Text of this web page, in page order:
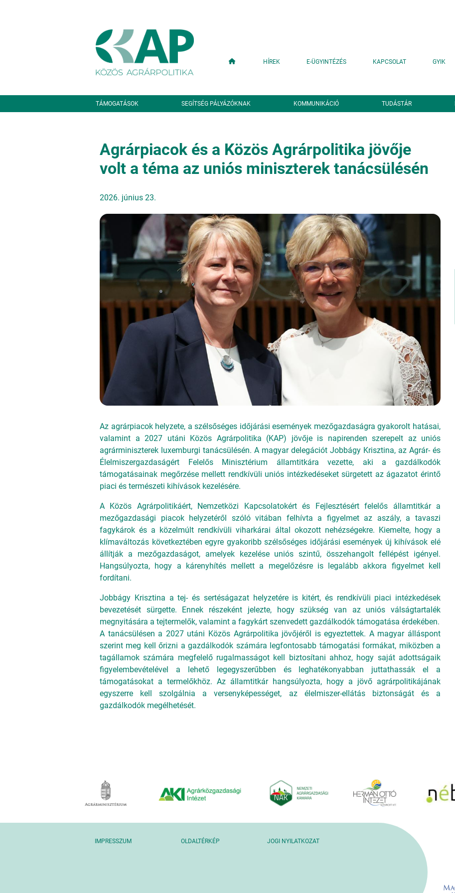
Fő navigáció
HÍREK E-ÜGYINTÉZÉS KAPCSOLAT GYIK
Másodlagos navigáció
TÁMOGATÁSOK SEGÍTSÉG PÁLYÁZÓKNAK KOMMUNIKÁCIÓ TUDÁSTÁR
Agrárpiacok és a Közös Agrárpolitika jövője
volt a téma az uniós miniszterek tanácsülésén
2026. június 23.
Az agrárpiacok helyzete, a szélsőséges időjárási események mezőgazdaságra gyakorolt hatásai,
valamint a 2027 utáni Közös Agrárpolitika (KAP) jövője is napirenden szerepelt az uniós
agrárminiszterek luxemburgi tanácsülésén. A magyar delegációt Jobbágy Krisztina, az Agrár- és
Élelmiszergazdaságért Felelős Minisztérium államtitkára vezette, aki a gazdálkodók
támogatásainak megőrzése mellett rendkívüli uniós intézkedéseket sürgetett az ágazatot érintő
piaci és természeti kihívások kezelésére.
A Közös Agrárpolitikáért, Nemzetközi Kapcsolatokért és Fejlesztésért felelős államtitkár a
mezőgazdasági piacok helyzetéről szóló vitában felhívta a figyelmet az aszály, a tavaszi
fagykárok és a közelmúlt rendkívüli viharkárai által okozott nehézségekre. Kiemelte, hogy a
klímaváltozás következtében egyre gyakoribb szélsőséges időjárási események új kihívások elé
állítják a mezőgazdaságot, amelyek kezelése uniós szintű, összehangolt fellépést igényel.
Hangsúlyozta, hogy a kárenyhítés mellett a megelőzésre is legalább akkora figyelmet kell
fordítani.
Jobbágy Krisztina a tej- és sertéságazat helyzetére is kitért, és rendkívüli piaci intézkedések
bevezetését sürgette. Ennek részeként jelezte, hogy szükség van az uniós válságtartalék
megnyitására a tejtermelők, valamint a fagykárt szenvedett gazdálkodók támogatása érdekében.
A tanácsülésen a 2027 utáni Közös Agrárpolitika jövőjéről is egyeztettek. A magyar álláspont
szerint meg kell őrizni a gazdálkodók számára legfontosabb támogatási formákat, miközben a
tagállamok számára megfelelő rugalmasságot kell biztosítani ahhoz, hogy saját adottságaik
figyelembevételével a lehető legegyszerűbben és leghatékonyabban juttathassák el a
támogatásokat a termelőkhöz. Az államtitkár hangsúlyozta, hogy a jövő agrárpolitikájának
egyszerre kell szolgálnia a versenyképességet, az élelmiszer-ellátás biztonságát és a
gazdálkodók megélhetését.
IMPRESSZUM OLDALTÉRKÉP JOGI NYILATKOZAT